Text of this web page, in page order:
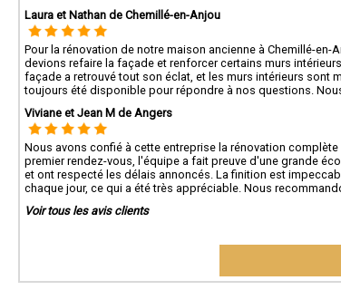
Laura et Nathan de Chemillé-en-Anjou
Pour la rénovation de notre maison ancienne à Chemillé-
devions refaire la façade et renforcer certains murs
façade a retrouvé tout son éclat, et les murs intérieurs sont
toujours été disponible pour répondre à nos questions.
Viviane et Jean M de Angers
Nous avons confié à cette entreprise la rénovation
premier rendez-vous, l'équipe a fait preuve d'une grande
et ont respecté les délais annoncés. La finition est
chaque jour, ce qui a été très appréciable. Nous
Voir tous les avis clients